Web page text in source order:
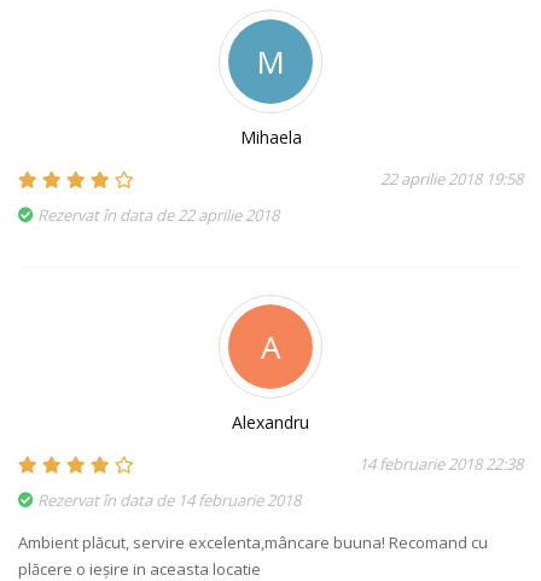
M
Mihaela
22 aprilie 2018 19:58
Rezervat în data de 22 aprilie 2018
A
Alexandru
14 februarie 2018 22:38
Rezervat în data de 14 februarie 2018
Ambient plăcut, servire excelenta,mâncare buuna! Recomand cu
plăcere o ieșire in aceasta locatie